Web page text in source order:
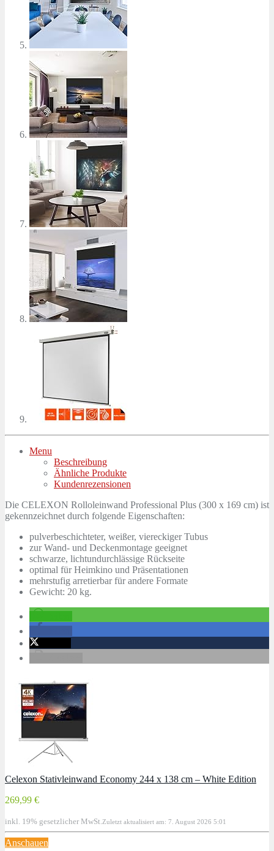
Menu
Beschreibung
Ähnliche Produkte
Kundenrezensionen
Die CELEXON Rolloleinwand Professional Plus (300 x 169 cm) ist
gekennzeichnet durch folgende Eigenschaften:
pulverbeschichteter, weißer, viereckiger Tubus
zur Wand- und Deckenmontage geeignet
schwarze, lichtundurchlässige Rückseite
optimal für Heimkino und Präsentationen
mehrstufig arretierbar für andere Formate
Gewicht: 20 kg.
Celexon Stativleinwand Economy 244 x 138 cm – White Edition
269,99 €
inkl. 19% gesetzlicher MwSt. Zuletzt aktualisiert am: 7. August 2026 5:01
Anschauen